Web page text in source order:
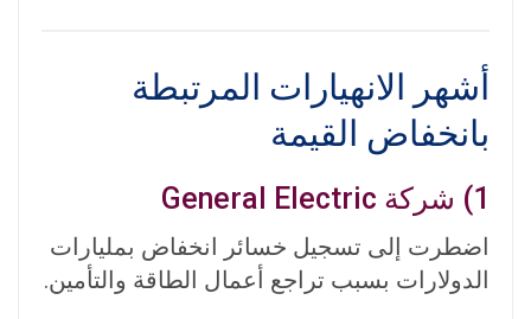
أشهر الانهيارات المرتبطة
بانخفاض القيمة
1) شركة General Electric
اضطرت إلى تسجيل خسائر انخفاض بمليارات
الدولارات بسبب تراجع أعمال الطاقة والتأمين.